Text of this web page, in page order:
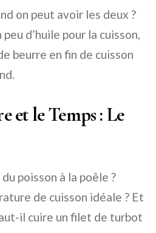
on peut avoir les deux ?
d’huile pour la cuisson,
beurre en fin de cuisson
et le Temps : Le
poisson à la poêle ?
de cuisson idéale ? Et
il cuire un filet de turbot